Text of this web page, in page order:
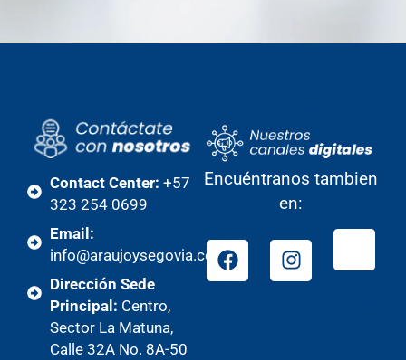
Contact Center: +57
323 254 0699
Email:
info@araujoysegovia.com
Dirección Sede
Principal: Centro,
Sector La Matuna,
Calle 32A No. 8A-50
Encuéntranos tambien
en: